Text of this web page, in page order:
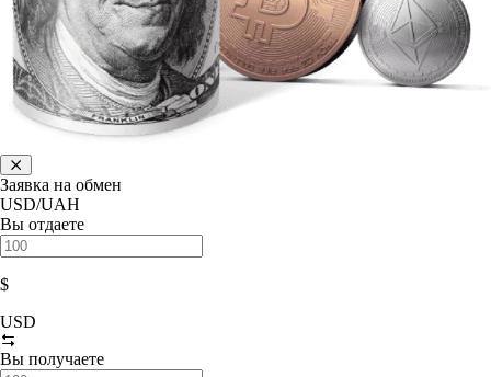
Заявка на обмен
USD/UAH
Вы отдаете
$
USD
Вы получаете